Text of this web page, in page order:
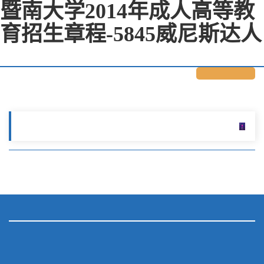
暨南大学2014年成人高等教
育招生章程-5845威尼斯达人